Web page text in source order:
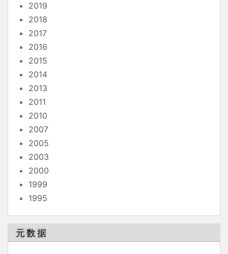
2019
2018
2017
2016
2015
2014
2013
2011
2010
2007
2005
2003
2000
1999
1995
元数据